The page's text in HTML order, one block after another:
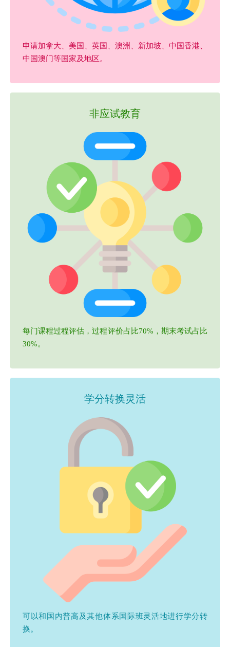
申请加拿大、美国、英国、澳洲、新加坡、中国香港、
中国澳门等国家及地区。
非应试教育
每门课程过程评估，过程评价占比70%，期末考试占比
30%。
学分转换灵活
可以和国内普高及其他体系国际班灵活地进行学分转
换。